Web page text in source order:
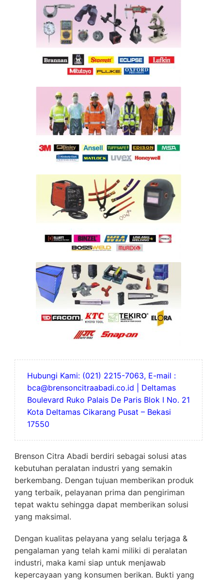
Hubungi Kami: (021) 2215-7063, E-mail :
bca@brensoncitraabadi.co.id | Deltamas
Boulevard Ruko Palais De Paris Blok I No. 21
Kota Deltamas Cikarang Pusat – Bekasi
17550
Brenson Citra Abadi berdiri sebagai solusi atas
kebutuhan peralatan industri yang semakin
berkembang. Dengan tujuan memberikan produk
yang terbaik, pelayanan prima dan pengiriman
tepat waktu sehingga dapat memberikan solusi
yang maksimal.
Dengan kualitas pelayana yang selalu terjaga &
pengalaman yang telah kami miliki di peralatan
industri, maka kami siap untuk menjawab
kepercayaan yang konsumen berikan. Bukti yang